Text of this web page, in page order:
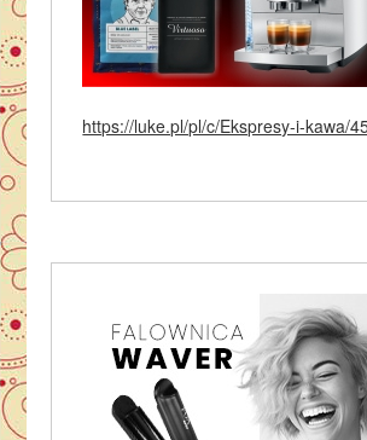
https://luke.pl/pl/c/Ekspresy-i-kawa/